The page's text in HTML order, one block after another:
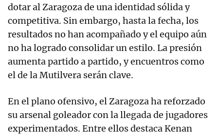
dotar al Zaragoza de una identidad sólida y
competitiva. Sin embargo, hasta la fecha, los
resultados no han acompañado y el equipo aún
no ha logrado consolidar un estilo. La presión
aumenta partido a partido, y encuentros como
el de la Mutilvera serán clave.
En el plano ofensivo, el Zaragoza ha reforzado
su arsenal goleador con la llegada de jugadores
experimentados. Entre ellos destaca Kenan